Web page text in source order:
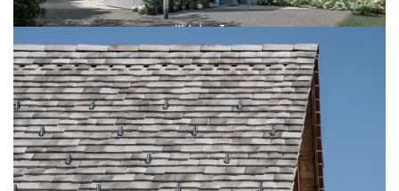
Wohn­haus T